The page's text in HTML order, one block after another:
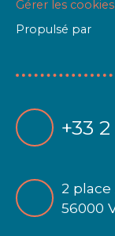
Gérer les cookies
Propulsé par
+33 2
2 place
56000